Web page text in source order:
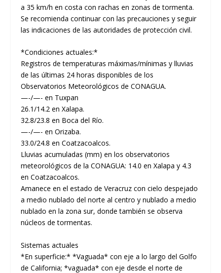
a 35 km/h en costa con rachas en zonas de tormenta.
Se recomienda continuar con las precauciones y seguir
las indicaciones de las autoridades de protección civil.
*Condiciones actuales:*
Registros de temperaturas máximas/mínimas y lluvias
de las últimas 24 horas disponibles de los
Observatorios Meteorológicos de CONAGUA.
—-/—- en Tuxpan
26.1/14.2 en Xalapa.
32.8/23.8 en Boca del Río.
—-/—- en Orizaba.
33.0/24.8 en Coatzacoalcos.
Lluvias acumuladas (mm) en los observatorios
meteorológicos de la CONAGUA: 14.0 en Xalapa y 4.3
en Coatzacoalcos.
Amanece en el estado de Veracruz con cielo despejado
a medio nublado del norte al centro y nublado a medio
nublado en la zona sur, donde también se observa
núcleos de tormentas.
Sistemas actuales
*En superficie:* *Vaguada* con eje a lo largo del Golfo
de California; *vaguada* con eje desde el norte de